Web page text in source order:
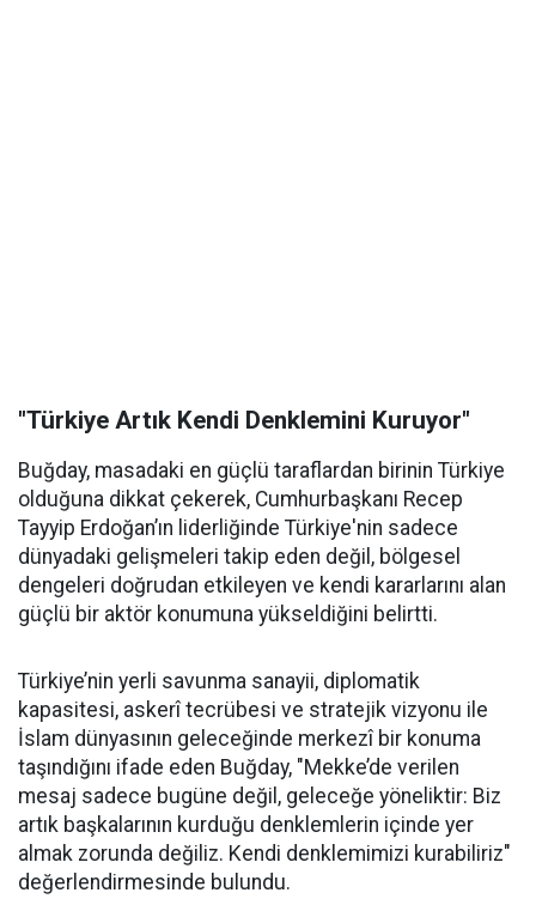
"Türkiye Artık Kendi Denklemini Kuruyor"
Buğday, masadaki en güçlü taraflardan birinin Türkiye
olduğuna dikkat çekerek, Cumhurbaşkanı Recep
Tayyip Erdoğan’ın liderliğinde Türkiye'nin sadece
dünyadaki gelişmeleri takip eden değil, bölgesel
dengeleri doğrudan etkileyen ve kendi kararlarını alan
güçlü bir aktör konumuna yükseldiğini belirtti.
Türkiye’nin yerli savunma sanayii, diplomatik
kapasitesi, askerî tecrübesi ve stratejik vizyonu ile
İslam dünyasının geleceğinde merkezî bir konuma
taşındığını ifade eden Buğday, "Mekke’de verilen
mesaj sadece bugüne değil, geleceğe yöneliktir: Biz
artık başkalarının kurduğu denklemlerin içinde yer
almak zorunda değiliz. Kendi denklemimizi kurabiliriz"
değerlendirmesinde bulundu.